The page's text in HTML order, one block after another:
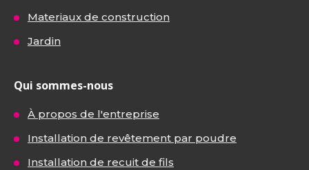
Materiaux de construction
Jardin
Qui sommes-nous
À propos de l'entreprise
Installation de revêtement par poudre
Installation de recuit de fils